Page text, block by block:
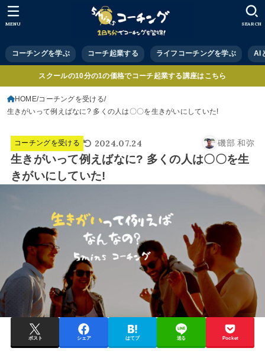
コーチングを学ぶ コーチ起業する ライフコーチングを学ぶ AI
SEARCH
MENU
スクールの10分の1の価格でコーチ起業する講座はこちら
HOME コーチングを受ける
生きがいって例えばなに? 多くの人は〇〇を生きがいにしていた!
コーチングを受ける 2024.07.24 磯部 和弥
生きがいって例えばなに? 多くの人は〇〇を生
きがいにしていた!
ポスト シェア はてブ 送る Pocket